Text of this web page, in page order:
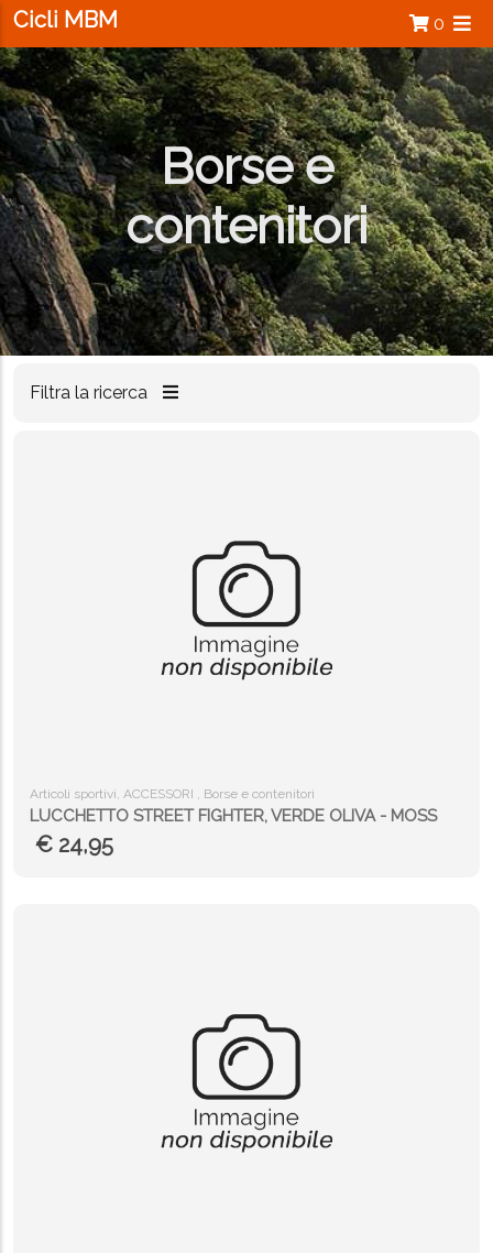
Salta al contenuto principale
Cicli MBM 0
Borse e
contenitori
Filtra la ricerca
Articoli sportivi, ACCESSORI , Borse e contenitori
LUCCHETTO STREET FIGHTER, VERDE OLIVA - MOSS
€ 24,95